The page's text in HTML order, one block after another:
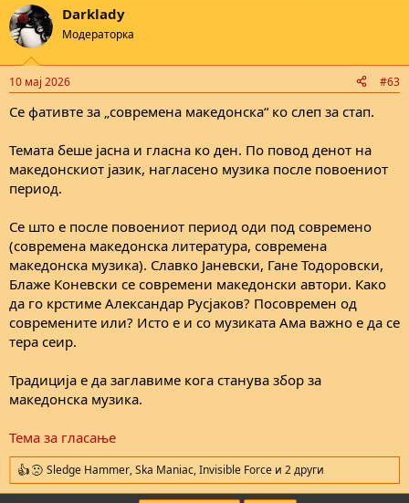
Darklady
Модераторка
10 мај 2026 #63
Се фативте за „современа македонска“ ко слеп за стап.
Темата беше јасна и гласна ко ден. По повод денот на
македонскиот јазик, нагласено музика после повоениот
период.
Се што е после повоениот период оди под современо
(современа македонска литература, современа
македонска музика). Славко Јаневски, Гане Тодоровски,
Блаже Коневски се современи македонски автори. Како
да го крстиме Александар Русјаков? Посовремен од
современите или? Исто е и со музиката Ама важно е да се
тера сеир.
Традиција е да заглавиме кога станува збор за
македонска музика.
Тема за гласање
R
e
Sledge Hammer,Ska Maniac,Invisible Force и 2 други